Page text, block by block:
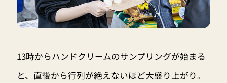
13時からハンドクリームのサンプリングが始まる
と、直後から行列が絶えないほど大盛り上がり。